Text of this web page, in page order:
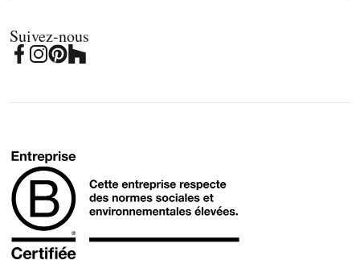
Suivez-nous